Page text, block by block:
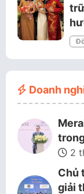
Doanh
2
Chủ
giải